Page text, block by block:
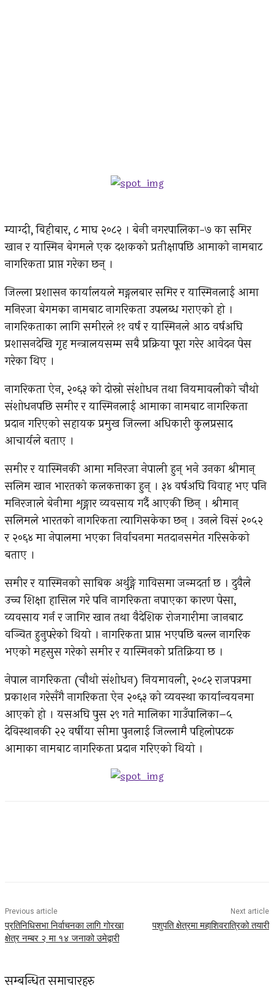
म्याग्दी, बिहीबार, ८ माघ २०८२ । बेनी नगरपालिका-७ का समिर
खान र यास्मिन बेगमले एक दशकको प्रतीक्षापछि आमाको नामबाट
नागरिकता प्राप्त गरेका छन् ।
जिल्ला प्रशासन कार्यालयले मङ्गलबार समिर र यास्मिनलाई आमा
मनिरजा बेगमका नामबाट नागरिकता उपलब्ध गराएको हो ।
नागरिकताका लागि समीरले ११ वर्ष र यास्मिनले आठ वर्षअघि
प्रशासनदेखि गृह मन्त्रालयसम्म सबै प्रक्रिया पूरा गरेर आवेदन पेस
गरेका थिए ।
नागरिकता ऐन, २०६३ को दोस्रो संशोधन तथा नियमावलीको चौथो
संशोधनपछि समीर र यास्मिनलाई आमाका नामबाट नागरिकता
प्रदान गरिएको सहायक प्रमुख जिल्ला अधिकारी कुलप्रसाद
आचार्यले बताए ।
समीर र यास्मिनकी आमा मनिरजा नेपाली हुन् भने उनका श्रीमान्
सलिम खान भारतको कलकत्ताका हुन् । ३४ वर्षअघि विवाह भए पनि
मनिरजाले बेनीमा शृङ्गार व्यवसाय गर्दै आएकी छिन् । श्रीमान्
सलिमले भारतको नागरिकता त्यागिसकेका छन् । उनले विसं २०५२
र २०६४ मा नेपालमा भएका निर्वाचनमा मतदानसमेत गरिसकेको
बताए ।
समीर र यास्मिनको साबिक अर्थुङ्गे गाविसमा जन्मदर्ता छ । दुवैले
उच्च शिक्षा हासिल गरे पनि नागरिकता नपाएका कारण पेसा,
व्यवसाय गर्न र जागिर खान तथा वैदेशिक रोजगारीमा जानबाट
वञ्चित हुनुपरेको थियो । नागरिकता प्राप्त भएपछि बल्ल नागरिक
भएको महसुस गरेको समीर र यास्मिनको प्रतिक्रिया छ ।
नेपाल नागरिकता (चौथो संशोधन) नियमावली, २०८२ राजपत्रमा
प्रकाशन गरेसँगै नागरिकता ऐन २०६३ को व्यवस्था कार्यान्वयनमा
आएको हो । यसअघि पुस २९ गते मालिका गाउँपालिका–५
देविस्थानकी २२ वर्षीया सीमा पुनलाई जिल्लामै पहिलोपटक
आमाका नामबाट नागरिकता प्रदान गरिएको थियो ।
Previous article
प्रतिनिधिसभा निर्वाचनका लागि गोरखा
क्षेत्र नम्बर २ मा १४ जनाको उमेद्वारी
Next article
पशुपति क्षेत्रमा महाशिवरात्रिको तयारी
सम्बन्धित समाचारहरु